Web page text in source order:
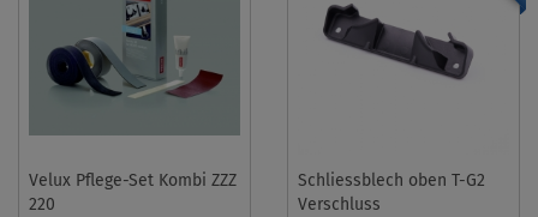
Velux Pflege-Set Kombi ZZZ
220
Schliessblech oben T-G2
Verschluss